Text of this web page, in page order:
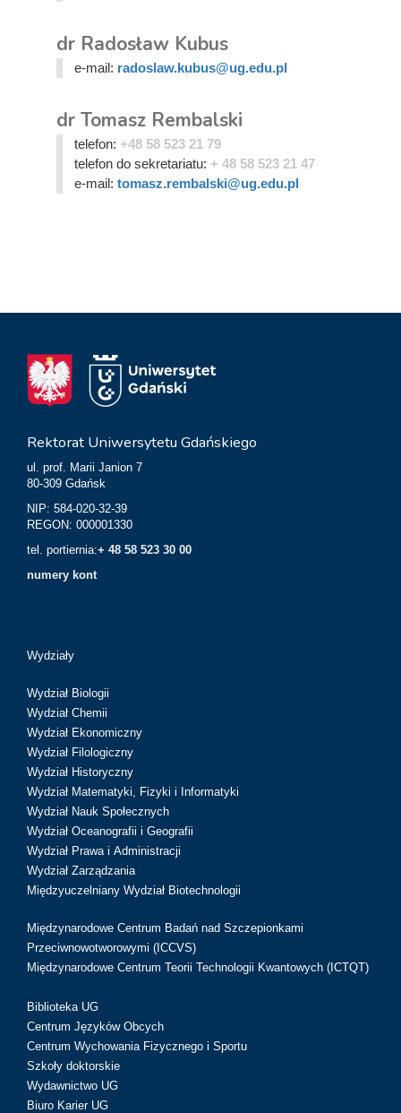
dr Radosław Kubus
e-mail: radoslaw.kubus@ug.edu.pl
dr Tomasz Rembalski
telefon: +48 58 523 21 79
telefon do sekretariatu: + 48 58 523 21 47
e-mail: tomasz.rembalski@ug.edu.pl
Rektorat Uniwersytetu Gdańskiego
ul. prof. Marii Janion 7
80-309 Gdańsk
NIP: 584-020-32-39
REGON: 000001330
tel. portiernia:+ 48 58 523 30 00
numery kont
Wydziały
Wydział Biologii
Wydział Chemii
Wydział Ekonomiczny
Wydział Filologiczny
Wydział Historyczny
Wydział Matematyki, Fizyki i Informatyki
Wydział Nauk Społecznych
Wydział Oceanografii i Geografii
Wydział Prawa i Administracji
Wydział Zarządzania
Międzyuczelniany Wydział Biotechnologii
Międzynarodowe Centrum Badań nad Szczepionkami
Przeciwnowotworowymi (ICCVS)
Międzynarodowe Centrum Teorii Technologii Kwantowych (ICTQT)
Biblioteka UG
Centrum Języków Obcych
Centrum Wychowania Fizycznego i Sportu
Szkoły doktorskie
Wydawnictwo UG
Biuro Karier UG